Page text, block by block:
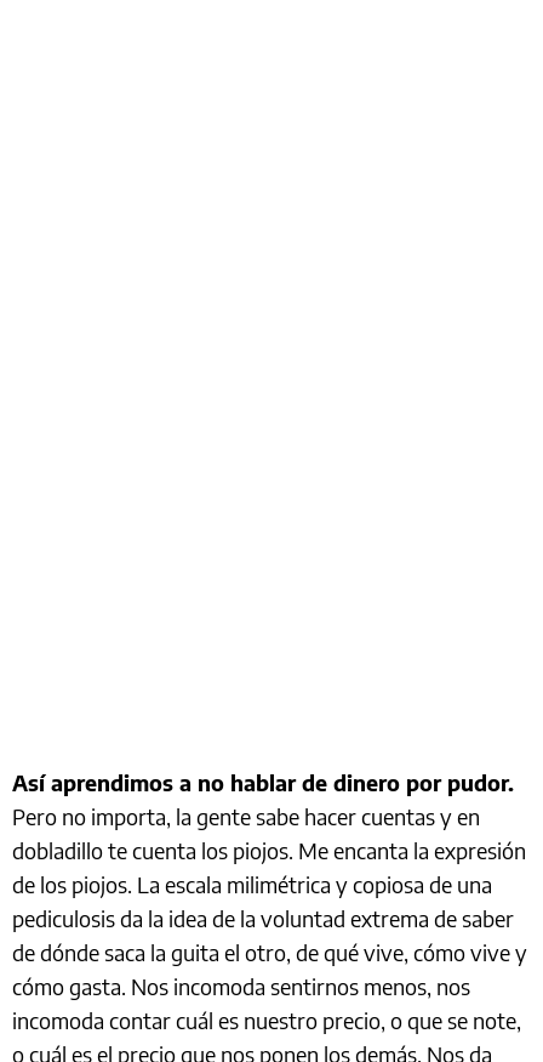
Así aprendimos a no hablar de dinero por pudor.
Pero no importa, la gente sabe hacer cuentas y en
dobladillo te cuenta los piojos. Me encanta la expresión
de los piojos. La escala milimétrica y copiosa de una
pediculosis da la idea de la voluntad extrema de saber
de dónde saca la guita el otro, de qué vive, cómo vive y
cómo gasta. Nos incomoda sentirnos menos, nos
incomoda contar cuál es nuestro precio, o que se note,
o cuál es el precio que nos ponen los demás. Nos da